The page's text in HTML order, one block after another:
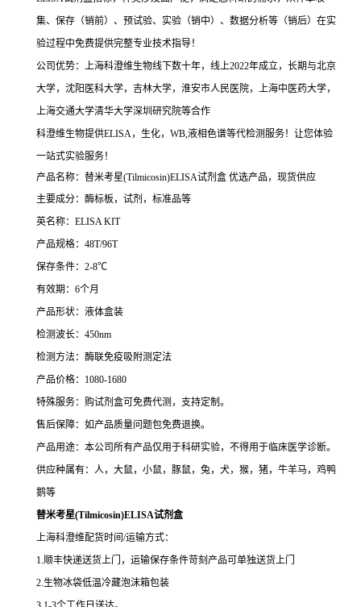
集、保存（销前）、预试验、实验（销中）、数据分析等（销后）在实
验过程中免费提供完整专业技术指导！
公司优势：上海科澄维生物线下数十年，线上2022年成立，长期与北京
大学，沈阳医科大学，吉林大学，淮安市人民医院，上海中医药大学，
上海交通大学清华大学深圳研究院等合作
科澄维生物提供ELISA，生化，WB,液相色谱等代检测服务！让您体验
一站式实验服务！
产品名称：替米考星(Tilmicosin)ELISA试剂盒 优选产品，现货供应
主要成分：酶标板，试剂，标准品等
英名称：ELISA KIT
产品规格：48T/96T
保存条件：2-8℃
有效期：6个月
产品形状：液体盒装
检测波长：450nm
检测方法：酶联免疫吸附测定法
产品价格：1080-1680
特殊服务：购试剂盒可免费代测，支持定制。
售后保障：如产品质量问题包免费退换。
产品用途：本公司所有产品仅用于科研实验，不得用于临床医学诊断。
供应种属有：人，大鼠，小鼠，豚鼠，兔，犬，猴，猪，牛羊马，鸡鸭
鹅等
替米考星(Tilmicosin)ELISA试剂盒
上海科澄维配货时间/运输方式：
1.顺丰快递送货上门，运输保存条件苛刻产品可单独送货上门
2.生物冰袋低温冷藏泡沫箱包装